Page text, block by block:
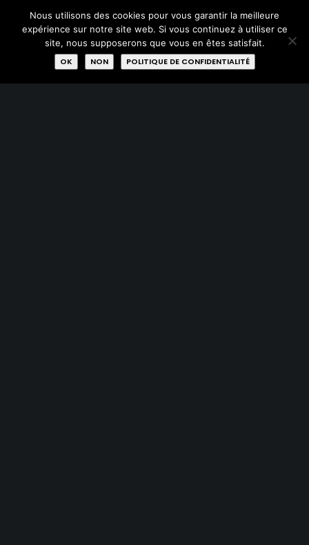
Qui sommes-nous?
Nous utilisons des cookies pour vous garantir la meilleure
expérience sur notre site web. Si vous continuez à utiliser ce
site, nous supposerons que vous en êtes satisfait.
OK
NON POLITIQUE DE CONFIDENTIALITÉ